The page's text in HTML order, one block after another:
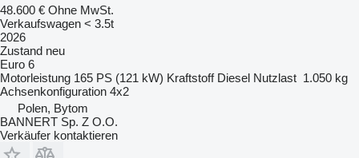
48.600 € Ohne MwSt.
Verkaufswagen < 3.5t
2026
Zustand neu
Euro 6
Motorleistung 165 PS (121 kW) Kraftstoff Diesel Nutzlast 1.050 kg
Achsenkonfiguration 4x2
Polen, Bytom
BANNERT Sp. Z O.O.
Verkäufer kontaktieren